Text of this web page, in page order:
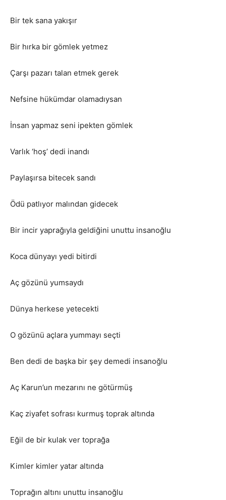
Bir tek sana yakışır
Bir hırka bir gömlek yetmez
Çarşı pazarı talan etmek gerek
Nefsine hükümdar olamadıysan
İnsan yapmaz seni ipekten gömlek
Varlık ‘hoş’ dedi inandı
Paylaşırsa bitecek sandı
Ödü patlıyor malından gidecek
Bir incir yaprağıyla geldiğini unuttu insanoğlu
Koca dünyayı yedi bitirdi
Aç gözünü yumsaydı
Dünya herkese yetecekti
O gözünü açlara yummayı seçti
Ben dedi de başka bir şey demedi insanoğlu
Aç Karun’un mezarını ne götürmüş
Kaç ziyafet sofrası kurmuş toprak altında
Eğil de bir kulak ver toprağa
Kimler kimler yatar altında
Toprağın altını unuttu insanoğlu